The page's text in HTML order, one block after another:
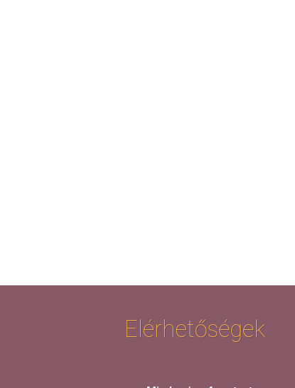
Elérhetőségek